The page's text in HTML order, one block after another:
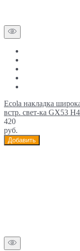
Ecola накладка
встр. свет-ка GX53
420
руб.
Добавить